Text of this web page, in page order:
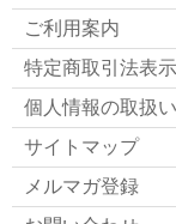
ヒーリン
コンセン
ムーコンセ
るわけでは
ご利用案内
特定商取引法表示
個人情報の取扱い
サイトマップ
メルマガ登録